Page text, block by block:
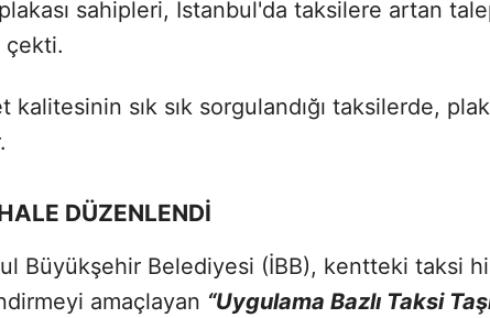
sahipleri, İstanbul'da taksilere artan
çekti.
kalitesinin sık sık sorgulandığı taksilerde,
DÜZENLENDİ
Büyükşehir Belediyesi (İBB), kentteki taksi
amaçlayan “Uygulama Bazlı Taksi